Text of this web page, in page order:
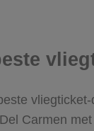
Carmen